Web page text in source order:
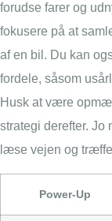
forudse farer og
fokusere på at
af en bil. Du kan
fordele, såsom
Husk at være
strategi derefter. Jo
læse vejen og
Power-Up